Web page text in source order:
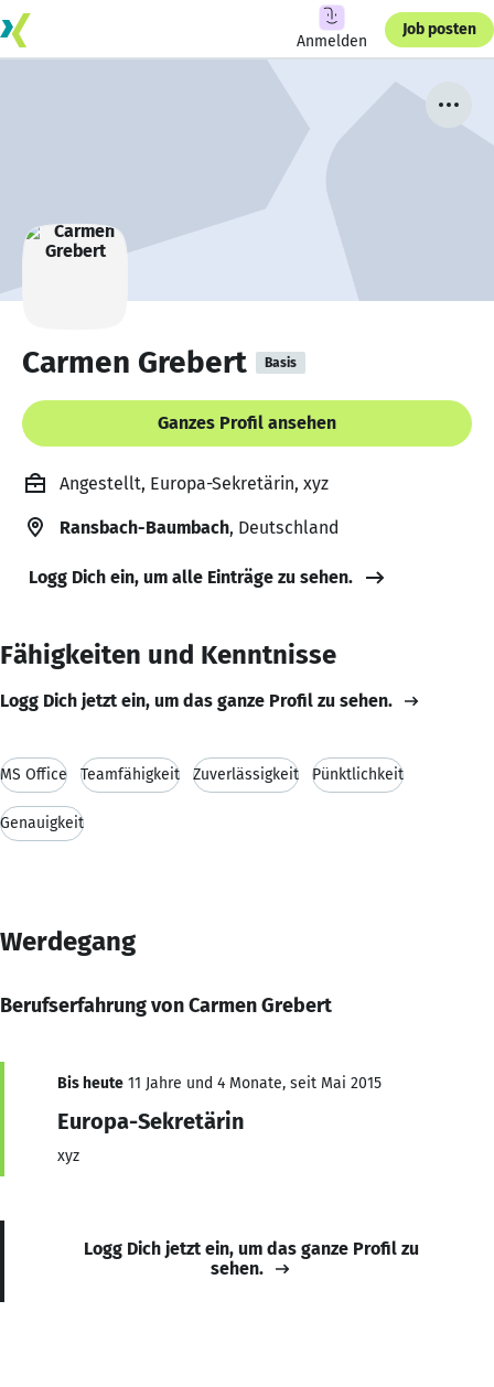
Anmelden
Job posten
Carmen Grebert Basis
Ganzes Profil ansehen
Angestellt, Europa-Sekretärin, xyz
Ransbach-Baumbach, Deutschland
Logg Dich ein, um alle Einträge zu sehen.
Fähigkeiten und Kenntnisse
Logg Dich jetzt ein, um das ganze Profil zu sehen.
MS Office Teamfähigkeit Zuverlässigkeit Pünktlichkeit
Genauigkeit
Werdegang
Berufserfahrung von Carmen Grebert
Bis heute 11 Jahre und 4 Monate, seit Mai 2015
Europa-Sekretärin
xyz
Logg Dich jetzt ein, um das ganze Profil zu
sehen.